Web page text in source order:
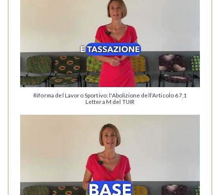
Riforma del Lavoro Sportivo: l'Abolizione dell'Articolo 67,1
Lettera M del TUIR